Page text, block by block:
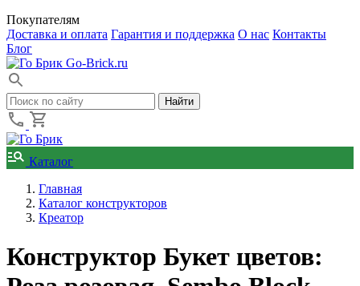
Покупателям
Доставка и оплата Гарантия и поддержка О нас Контакты
Блог
Go-Brick.ru
Каталог
Главная
Каталог конструкторов
Креатор
Конструктор Букет цветов: